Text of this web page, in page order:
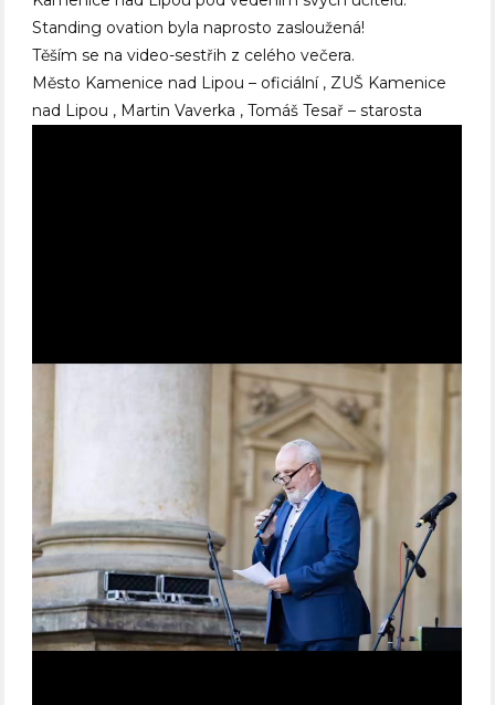
Standing ovation byla naprosto zasloužená!
Těším se na video-sestřih z celého večera.
Město Kamenice nad Lipou – oficiální , ZUŠ Kamenice
nad Lipou , Martin Vaverka , Tomáš Tesař – starosta